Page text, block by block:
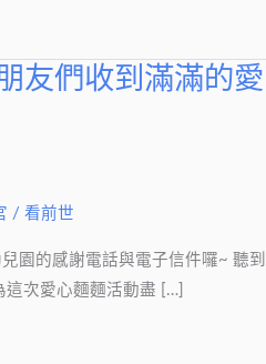
友們收到滿滿的愛
/ 看前世
園的感謝電話與電子信件囉~ 聽到
次愛心麵麵活動盡 […]